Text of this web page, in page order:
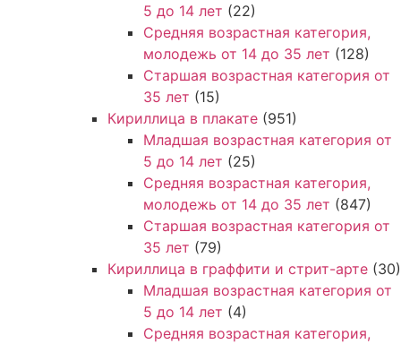
5 до 14 лет (22)
Средняя возрастная категория,
молодежь от 14 до 35 лет (128)
Старшая возрастная категория от
35 лет (15)
Кириллица в плакате (951)
Младшая возрастная категория от
5 до 14 лет (25)
Средняя возрастная категория,
молодежь от 14 до 35 лет (847)
Старшая возрастная категория от
35 лет (79)
Кириллица в граффити и стрит-арте (30)
Младшая возрастная категория от
5 до 14 лет (4)
Средняя возрастная категория,